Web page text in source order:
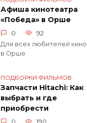
Афиша кинотеатра
«Победа» в Орше
0
92
Для всех любителей кино
в Орше
ПОДБОРКИ ФИЛЬМОВ
Запчасти Hitachi: Как
выбрать и где
приобрести